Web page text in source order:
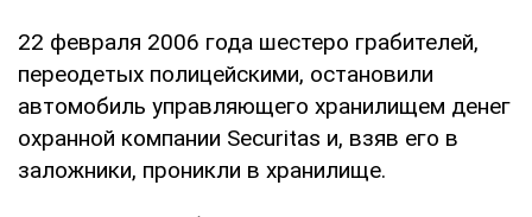
22 февраля 2006 года шестеро грабителей,
переодетых полицейскими, остановили
автомобиль управляющего хранилищем денег
охранной компании Securitas и, взяв его в
заложники, проникли в хранилище.